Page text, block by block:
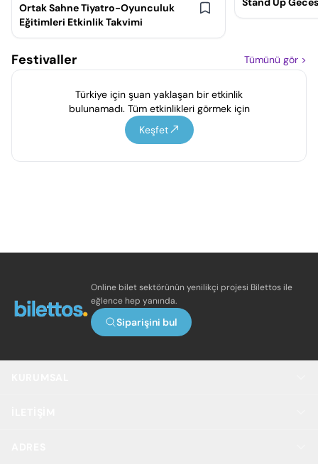
Ortak Sahne Tiyatro-Oyunculuk
Eğitimleri Etkinlik Takvimi
Festivaller Tümünü gör >
Türkiye için şuan yaklaşan bir etkinlik
bulunamadı. Tüm etkinlikleri görmek için
Keşfet
Online bilet sektörünün yenilikçi projesi Bilettos ile
eğlence hep yanında.
Siparişini bul